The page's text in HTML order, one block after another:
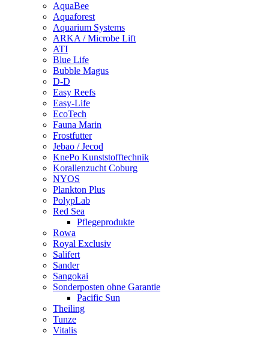
AquaBee
Aquaforest
Aquarium Systems
ARKA / Microbe Lift
ATI
Blue Life
Bubble Magus
D-D
Easy Reefs
Easy-Life
EcoTech
Fauna Marin
Frostfutter
Jebao / Jecod
KnePo Kunststofftechnik
Korallenzucht Coburg
NYOS
Plankton Plus
PolypLab
Red Sea
Pflegeprodukte
Rowa
Royal Exclusiv
Salifert
Sander
Sangokai
Sonderposten ohne Garantie
Pacific Sun
Theiling
Tunze
Vitalis